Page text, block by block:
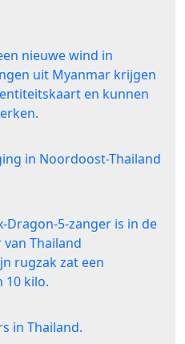
nieuwe wind in
uit Myanmar krijgen
en kunnen
in Noordoost-Thailand
Dragon‑5‑zanger is in de
van Thailand
rugzak zat een
10 kilo.
in Thailand.